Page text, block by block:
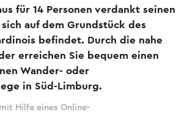
für 14 Personen verdankt seinen
auf dem Grundstück des
befindet. Durch die nahe
erreichen Sie bequem einen
Wander- oder
in Süd-Limburg.
Hilfe eines Online-